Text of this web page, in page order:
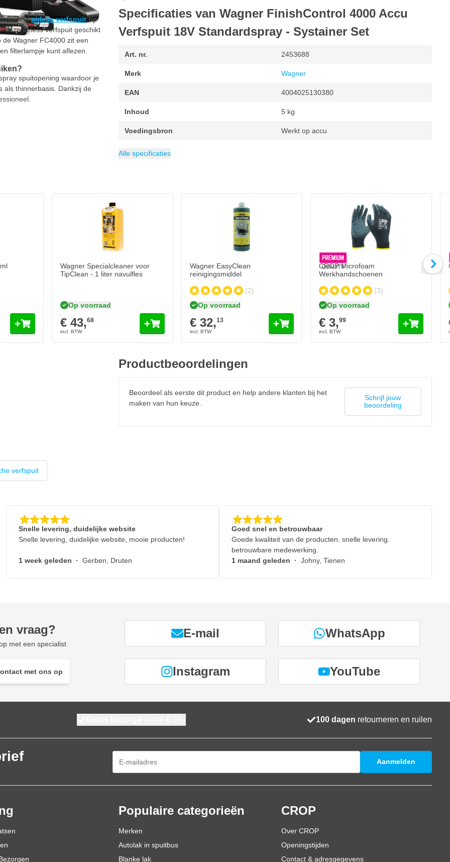
airless verfspuitop
deze airless verfspuit geschikt
Wagner FC4000 zit een
filterlampje kunt aflezen.
spuitopening waardoor je
als thinnerbasis. Dankzij de
luxe systainer inclusief
te beginnen met spuiten!
Specificaties van Wagner FinishControl 4000 Accu
Verfspuit 18V Standardspray - Systainer Set
Art. nr. 2453688
Merk Wagner
EAN 4004025130380
Inhoud 5 kg
Voedingsbron Werkt op accu
Verpakking
Bekerinhoud
Type verfspuit
Sproeieropening
Gewicht
Categorie
Alle specificaties
Wagner Specialcleaner voor
TipClean - 1 liter navulfles
Op voorraad
€ 43,68
Wagner EasyClean
reinigingsmiddel
(2)
Op voorraad
€ 32,13
Op voorraad
In mijn
CROP Microfoam
Werkhandschoenen
(3)
Op voorraad
€ 3,99
Productbeoordelingen
Beoordeel als eerste dit product en help andere klanten bij het
maken van hun keuze.
Schrijf jouw
beoordeling
verfspuit
Snelle levering, duidelijke website
Snelle levering, duidelijke website, mooie producten!
1 week geleden · Gerben, Druten
Goed snel en betrouwbaar
Goede kwaliteit van de producten. snelle levering.
betrouwbare medewerking.
1 maand geleden · Johny, Tienen
vraag?
met een specialist
met ons op
E-mail WhatsApp
Instagram YouTube
100 dagen retourneren en ruilen
Aanmelden
Populaire categorieën
Merken
Autolak in spuitbus
Blanke lak
CROP
Over CROP
Openingstijden
Contact & adresgegevens